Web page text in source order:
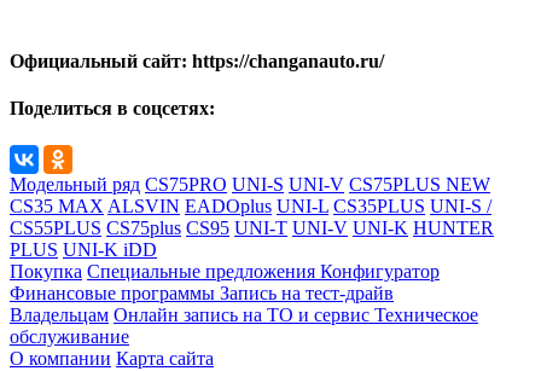
Официальный сайт: https://changanauto.ru/
Поделиться в соцсетях:
Модельный ряд CS75PRO UNI-S UNI-V CS75PLUS NEW
CS35 MAX ALSVIN EADOplus UNI-L CS35PLUS UNI-S /
CS55PLUS CS75plus CS95 UNI-T UNI-V UNI-K HUNTER
PLUS UNI-K iDD
Покупка Специальные предложения Конфигуратор
Финансовые программы Запись на тест-драйв
Владельцам Онлайн запись на ТО и сервис Техническое
обслуживание
О компании Карта сайта